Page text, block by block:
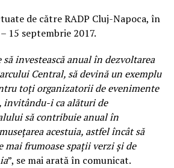
de către RADP Cluj-Napoca, în
15 septembrie 2017.
investească anual în dezvoltarea
Central, să devină un exemplu
toţi organizatorii de evenimente
invitându-i ca alături de
să contribuie anual în
acestuia, astfel încât să
mai frumoase spaţii verzi şi de
”, se mai arată în comunicat.